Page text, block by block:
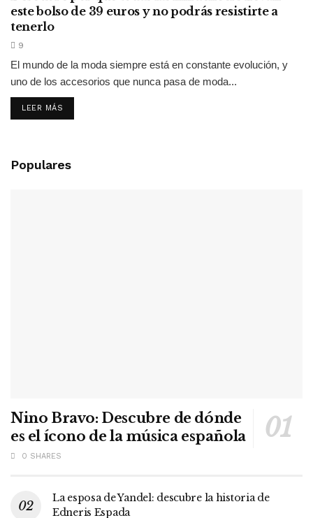
este bolso de 39 euros y no podrás resistirte a
tenerlo
9
El mundo de la moda siempre está en constante evolución, y
uno de los accesorios que nunca pasa de moda...
LEER MÁS
Populares
Nino Bravo: Descubre de dónde
es el ícono de la música española
0 SHARES
La esposa de Yandel: descubre la historia de
Edneris Espada